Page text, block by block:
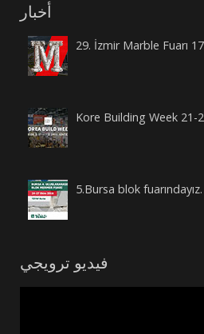
أخبار
29. İzmir Marble Fuarı
Kore Building Week 21-
5.Bursa blok
فيديو ترويجي